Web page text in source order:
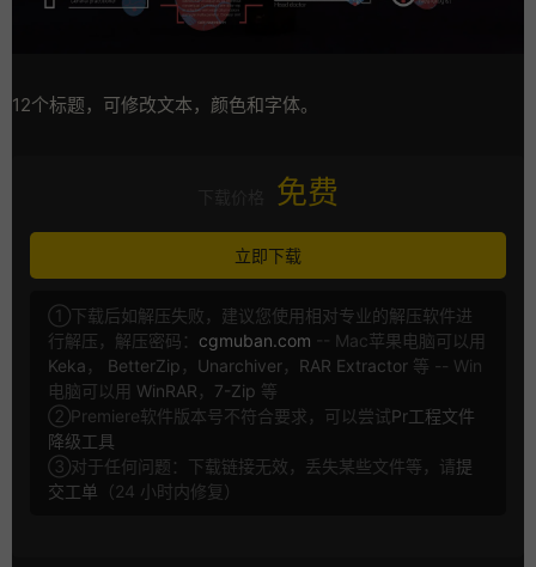
12个标题，可修改文本，颜色和字体。
免费
立即下载
①下载后如解压失败，建议您使用相对专业的解压软件进
行解压，解压密码： cgmuban.com -- Mac苹果电脑可以用
Keka ， BetterZip ， Unarchiver， RAR Extractor 等 -- Win
电脑可以用 WinRAR ， 7-Zip 等
②Premiere软件版本号不符合要求，可以尝试Pr工程文件
降级工具
③对于任何问题：下载链接无效，丢失某些文件等，请提
交工单 （24 小时内修复）